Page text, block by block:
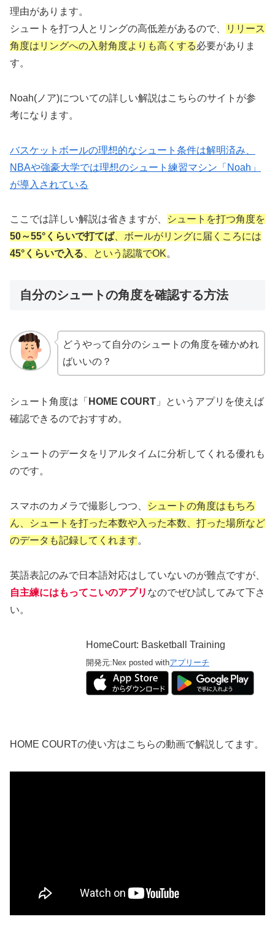
理由があります。
シュートを打つ人とリングの高低差があるので、
リリース
角度はリングへの入射角度よりも高くする必要がありま
す。
Noah(ノア)についての詳しい解説はこちらのサイトが参
考になります。
バスケットボールの理想的なシュート条件は解明済み、
NBAや強豪大学では理想のシュート練習マシン「Noah」
が導入されている
ここでは詳しい解説は省きますが、
シュートを打つ角度を
50～55°くらいで打てば、ボールがリングに届くころには
45°くらいで入る、という認識でOK。
自分のシュートの角度を確認する方法
どうやって自分のシュートの角度を確かめれ
ばいいの？
シュート角度は「 HOME COURT 」というアプリを使えば
確認できるのでおすすめ。
シュートのデータをリアルタイムに分析してくれる優れも
のです。
スマホのカメラで撮影しつつ、
シュートの角度はもちろ
ん、シュートを打った本数や入った本数、打った場所など
のデータも記録してくれます。
英語表記のみで日本語対応はしていないのが難点ですが、
自主練にはもってこいのアプリ なのでぜひ試してみて下さ
い。
HomeCourt: Basketball Training
開発元:Nex posted withアプリーチ
HOME COURTの使い方はこちらの動画で解説してます。